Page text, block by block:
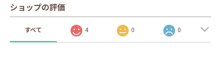
ショップの評価
すべて 4 0 0